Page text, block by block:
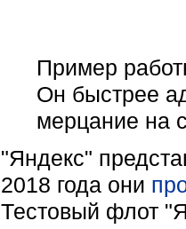
Пример
Он быстрее
мерцание на
"Яндекс"
2018 года они
Тестовый флот